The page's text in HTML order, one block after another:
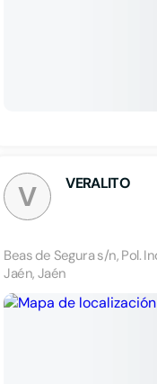
V VERALITO
Beas de Segura s/n, Pol.
Jaén, Jaén